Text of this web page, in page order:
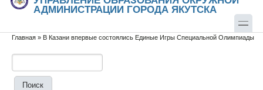
АДМИНИСТРАЦИИ ГОРОДА ЯКУТСКА
Вы здесь
Главная » В Казани впервые состоялись Единые Игры Специальной Олимпиады